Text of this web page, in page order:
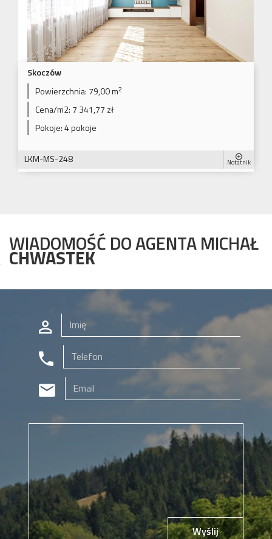
Skoczów
Powierzchnia: 79,00 m2
Cena/m2: 7 341,77 zł
Pokoje:4 pokoje
LKM-MS-248 Notatnik
WIADOMOŚĆ DO AGENTA MICHAŁ
CHWASTEK
Wyślij